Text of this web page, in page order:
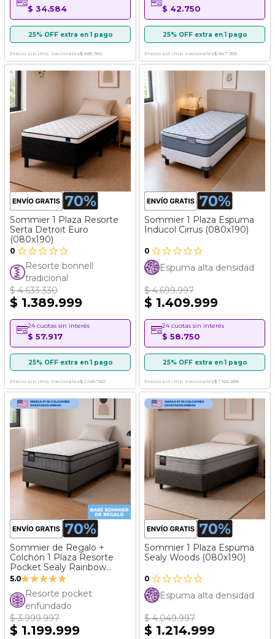
$ 34.584
25% OFF extra en 1 pago
Precio sin imp. nacionales$ 685.950
$ 42.750
25% OFF extra en 1 pago
Precio sin imp. nacionales$ 847.933
Sommier 1 Plaza Resorte
Serta Detroit Euro
(080x190)
0
Resorte bonnell
tradicional
$ 4.633.330
$ 1.389.999
24 cuotas sin interés
$ 57.917
25% OFF extra en 1 pago
Precio sin imp. nacionales$ 1.148.760
Sommier 1 Plaza Espuma
Inducol Cirrus (080x190)
0
Espuma alta densidad
$ 4.699.997
$ 1.409.999
24 cuotas sin interés
$ 58.750
25% OFF extra en 1 pago
Precio sin imp. nacionales$ 1.165.288
Sommier de Regalo +
Colchón 1 Plaza Resorte
Pocket Sealy Rainbow
(080x190)
5.0Valoración:
100%
Resorte pocket
enfundado
$ 3.999.997
$ 1.199.999
Sommier 1 Plaza Espuma
Sealy Woods (080x190)
0
Espuma alta densidad
$ 4.049.997
$ 1.214.999